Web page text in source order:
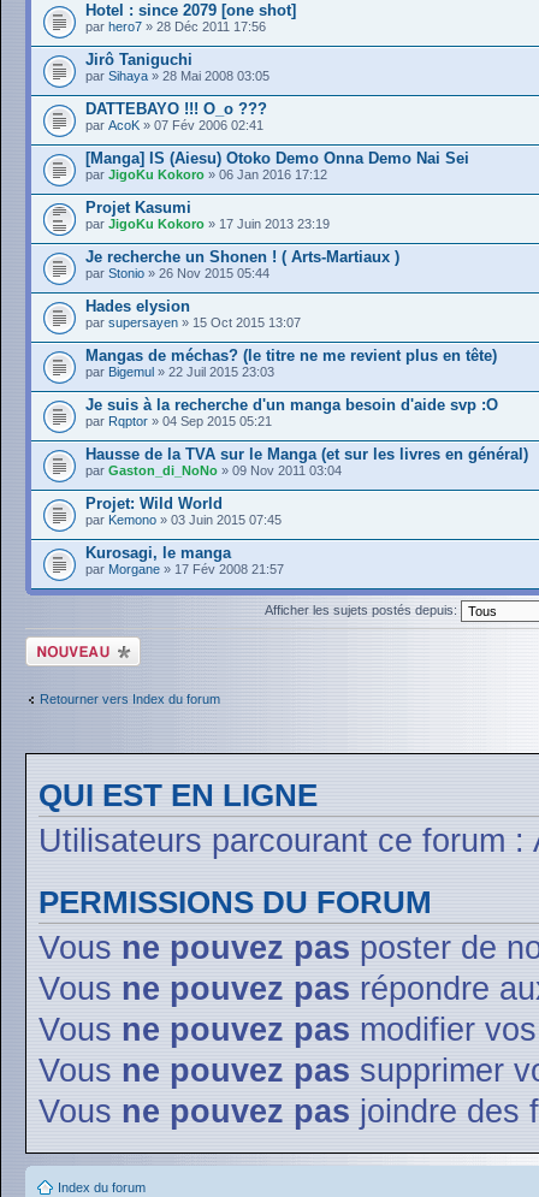
Hotel : since 2079 [one shot]
par hero7 » 28 Déc 2011 17:56
Jirô Taniguchi
par Sihaya » 28 Mai 2008 03:05
DATTEBAYO !!! O_o ???
par AcoK » 07 Fév 2006 02:41
[Manga] IS (Aiesu) Otoko Demo Onna Demo Nai Sei
par JigoKu Kokoro » 06 Jan 2016 17:12
Projet Kasumi
par JigoKu Kokoro » 17 Juin 2013 23:19
Je recherche un Shonen ! ( Arts-Martiaux )
par Stonio » 26 Nov 2015 05:44
Hades elysion
par supersayen » 15 Oct 2015 13:07
Mangas de méchas? (le titre ne me revient plus en tête)
par Bigemul » 22 Juil 2015 23:03
Je suis à la recherche d'un manga besoin d'aide svp :O
par Rqptor » 04 Sep 2015 05:21
Hausse de la TVA sur le Manga (et sur les livres en général)
par Gaston_di_NoNo » 09 Nov 2011 03:04
Projet: Wild World
par Kemono » 03 Juin 2015 07:45
Kurosagi, le manga
par Morgane » 17 Fév 2008 21:57
Afficher les sujets postés depuis:
Écrire un nouveau
sujet
Retourner vers Index du forum
QUI EST EN LIGNE
Utilisateurs parcourant ce forum
PERMISSIONS DU FORUM
Vous ne pouvez pas poster de
Vous ne pouvez pas répondre
Vous ne pouvez pas modifier
Vous ne pouvez pas supprimer
Vous ne pouvez pas joindre des
Index du forum